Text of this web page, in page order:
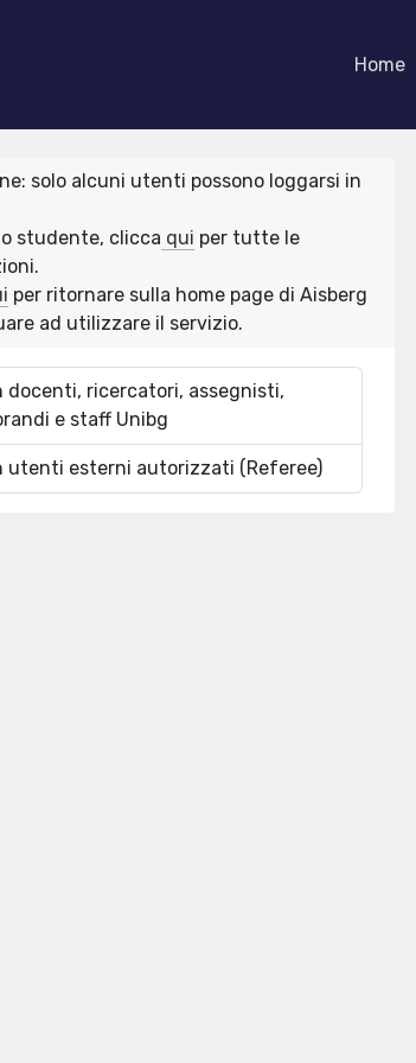
Home
solo alcuni utenti possono loggarsi in
studente, clicca qui per tutte le
per ritornare sulla home page di Aisberg
ad utilizzare il servizio.
docenti, ricercatori, assegnisti,
e staff Unibg
utenti esterni autorizzati (Referee)